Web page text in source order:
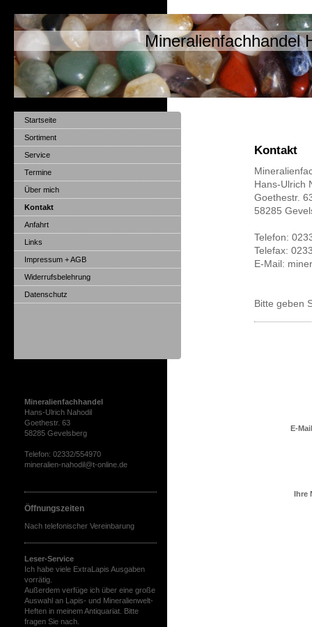
Mineralienfachhandel
Kontakt
Hans-Ulrich
Goethestr.
58285
Telefon:
Telefax:
E-Mail:
Bitte geben
E-
Ihre
Startseite
Sortiment
Service
Termine
Über mich
Kontakt
Anfahrt
Links
Impressum + AGB
Widerrufsbelehrung
Datenschutz
Mineralienfachhandel
Hans-Ulrich Nahodil
Goethestr. 63
58285 Gevelsberg
Telefon: 02332/554970
mineralien-nahodil@t-online.de
Öffnungszeiten
Nach telefonischer Vereinbarung
Leser-Service
Ich habe viele ExtraLapis Ausgaben
vorrätig.
Außerdem verfüge ich über eine große
Auswahl an Lapis- und Mineralienwelt-
Heften in meinem Antiquariat. Bitte
fragen Sie nach.